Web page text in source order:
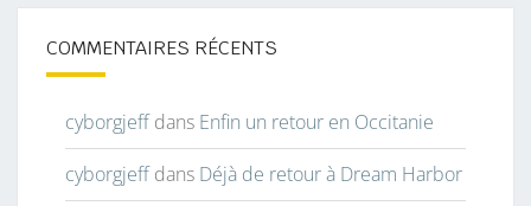
COMMENTAIRES RÉCENTS
cyborgjeffdans Enfin un retour en Occitanie
cyborgjeffdans Déjà de retour à Dream Harbor